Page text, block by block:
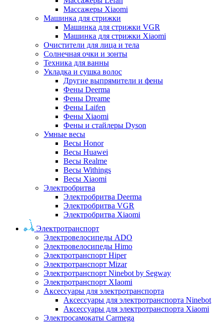
Массажеры Xiaomi
Машинка для стрижки
Машинка для стрижки VGR
Машинка для стрижки Xiaomi
Очистители для лица и тела
Солнечная очки и зонты
Техника для ванны
Укладка и сушка волос
Другие выпрямители и фены
Фены Deerma
Фены Dreame
Фены Laifen
Фены Xiaomi
Фены и стайлеры Dyson
Умные весы
Весы Honor
Весы Huawei
Весы Realme
Весы Withings
Весы Xiaomi
Электробритва
Электробритва Deerma
Электробритва VGR
Электробритва Xiaomi
Электротранспорт
Электровелосипеды ADO
Электровелосипеды Himo
Электротранспорт Hiper
Электротранспорт Mizar
Электротранспорт Ninebot by Segway
Электротранспорт XIaomi
Аксессуары для электротранспорта
Аксессуары для электротранспорта Ninebot
Аксессуары для электротранспорта Xiaomi
Электросамокаты Carmega